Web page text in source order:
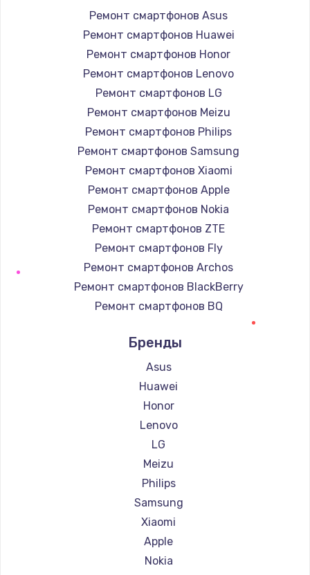
Ремонт смартфонов Asus
Ремонт смартфонов Huawei
Ремонт смартфонов Honor
Ремонт смартфонов Lenovo
Ремонт смартфонов LG
Ремонт смартфонов Meizu
Ремонт смартфонов Philips
Ремонт смартфонов Samsung
Ремонт смартфонов Xiaomi
Ремонт смартфонов Apple
Ремонт смартфонов Nokia
Ремонт смартфонов ZTE
Ремонт смартфонов Fly
Ремонт смартфонов Archos
Ремонт смартфонов BlackBerry
Ремонт смартфонов BQ
Ремонт смартфонов Digma
Ремонт смартфонов Ginzzu
Ремонт смартфонов Highscreen
Ремонт смартфонов Irbis
Ремонт смартфонов Kyocera
Ремонт смартфонов LeEco
Ремонт смартфонов OnePlus
Ремонт смартфонов teXet
Ремонт смартфонов Motorola
Ремонт смартфонов Prestigio
Ремонт смартфонов Vertex
Ремонт смартфонов Microsoft
Бренды
Asus
Huawei
Honor
Lenovo
LG
Meizu
Philips
Samsung
Xiaomi
Apple
Nokia